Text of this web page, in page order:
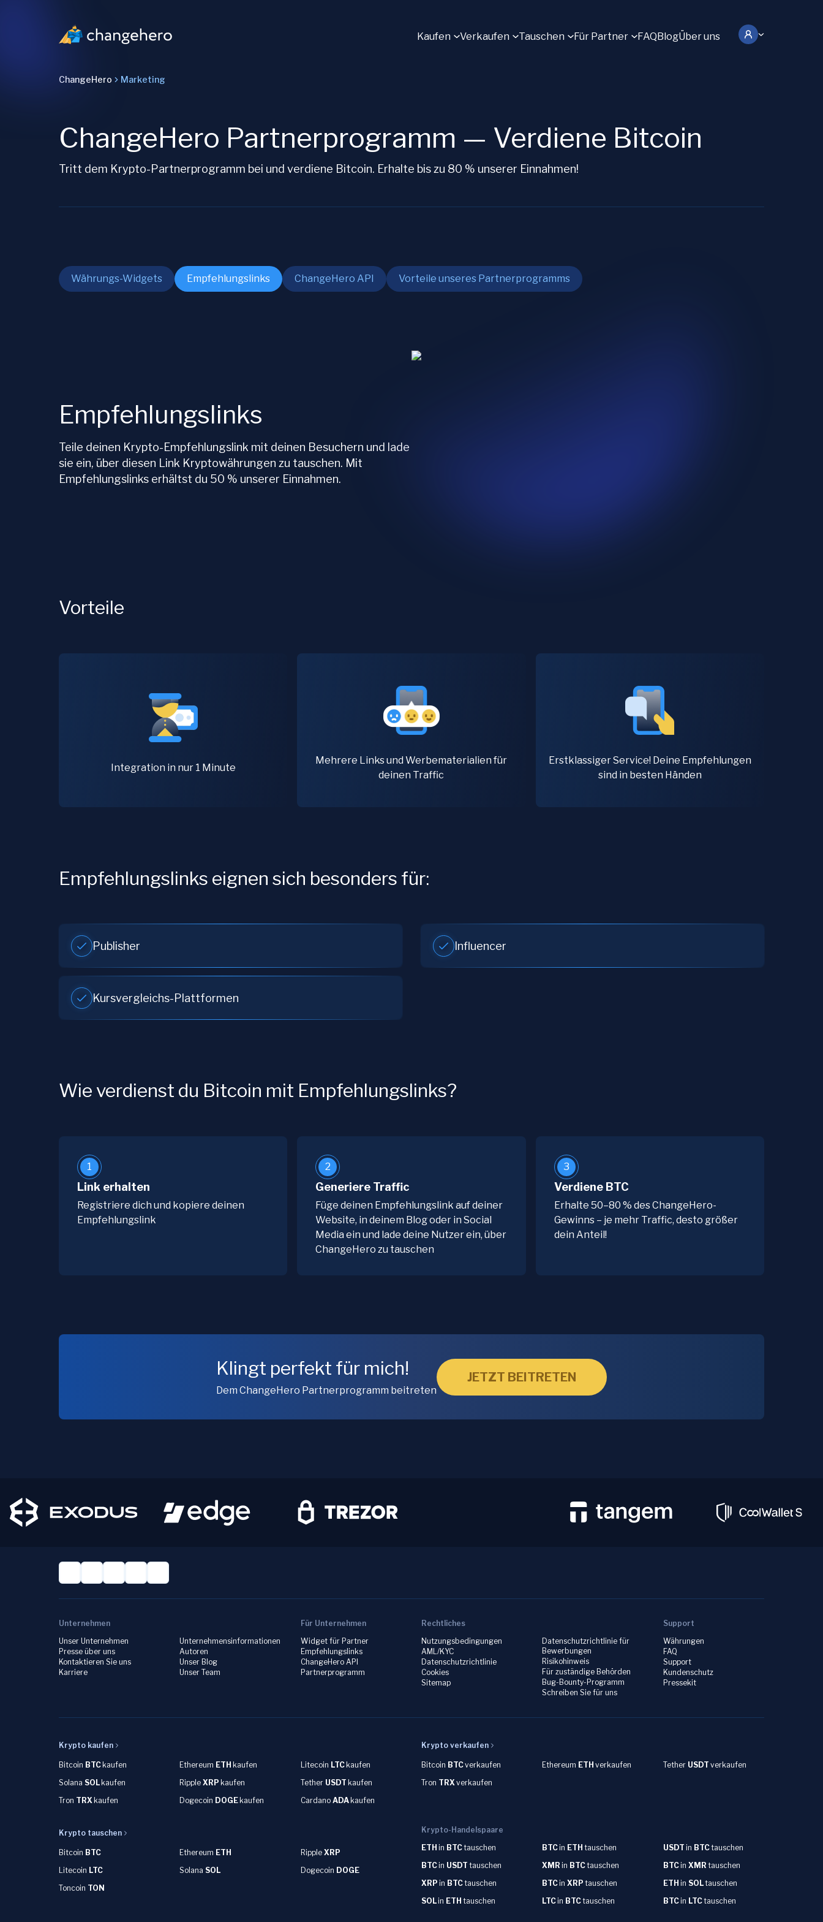
Kaufen Verkaufen Tauschen Für Partner FAQBlogÜber uns
ChangeHero Marketing
ChangeHero Partnerprogramm — Verdiene Bitcoin
Tritt dem Krypto-Partnerprogramm bei und verdiene Bitcoin. Erhalte bis zu 80 % unserer Einnahmen!
Währungs-Widgets Empfehlungslinks ChangeHero API Vorteile unseres Partnerprogramms
Empfehlungslinks
Teile deinen Krypto-Empfehlungslink mit deinen Besuchern und lade
sie ein, über diesen Link Kryptowährungen zu tauschen. Mit
Empfehlungslinks erhältst du 50 % unserer Einnahmen.
Vorteile
Integration in nur 1 Minute
Mehrere Links und Werbematerialien für
deinen Traffic
Erstklassiger Service! Deine Empfehlungen
sind in besten Händen
Empfehlungslinks eignen sich besonders für:
Publisher Influencer
Kursvergleichs-Plattformen
Wie verdienst du Bitcoin mit Empfehlungslinks?
1
Link erhalten
Registriere dich und kopiere deinen
Empfehlungslink
2
Generiere Traffic
Füge deinen Empfehlungslink auf deiner
Website, in deinem Blog oder in Social
Media ein und lade deine Nutzer ein, über
ChangeHero zu tauschen
3
Verdiene BTC
Erhalte 50–80 % des ChangeHero-
Gewinns – je mehr Traffic, desto größer
dein Anteil!
Klingt perfekt für mich!
Dem ChangeHero Partnerprogramm beitreten
JETZT BEITRETEN
Unternehmen
Unser Unternehmen
Presse über uns
Kontaktieren Sie uns
Karriere
Unternehmensinformationen
Autoren
Unser Blog
Unser Team
Für Unternehmen
Widget für Partner
Empfehlungslinks
ChangeHero API
Partnerprogramm
Rechtliches
Nutzungsbedingungen
AML/KYC
Datenschutzrichtlinie
Cookies
Sitemap
Datenschutzrichtlinie für
Bewerbungen
Risikohinweis
Für zuständige Behörden
Bug-Bounty-Programm
Schreiben Sie für uns
Support
Währungen
FAQ
Support
Kundenschutz
Pressekit
Krypto kaufen
Bitcoin BTC kaufen Ethereum ETH kaufen Litecoin LTC kaufen
Solana SOL kaufen RippleXRP kaufen Tether USDT kaufen
Tron TRX kaufen Dogecoin DOGE kaufen Cardano ADA kaufen
Krypto verkaufen
Bitcoin BTCverkaufen Ethereum ETHverkaufen Tether USDT verkaufen
Tron TRXverkaufen
Krypto tauschen
Bitcoin BTC Ethereum ETH Ripple XRP
Litecoin LTC SolanaSOL Dogecoin DOGE
Toncoin TON
Krypto-Handelspaare
ETH in BTCtauschen BTCin ETHtauschen USDT in BTCtauschen
BTCin USDT tauschen XMRin BTCtauschen BTCin XMR tauschen
XRP in BTCtauschen BTCinXRPtauschen ETH in SOLtauschen
SOLin ETH tauschen LTCin BTCtauschen BTCin LTCtauschen